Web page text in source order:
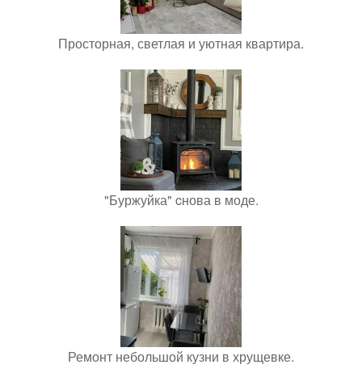
Просторная, светлая и уютная квартира.
"Буржуйка" cнова в моде.
Ремонт небольшой кузни в хрущевке.